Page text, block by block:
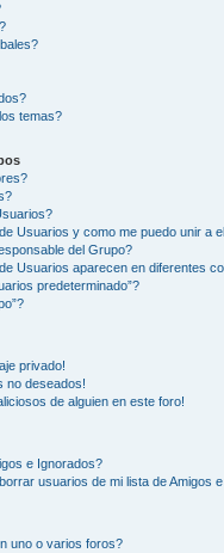
temas?
Usuarios y como me puedo unir a
del Grupo?
Usuarios aparecen en diferentes
predeterminado”?
privado!
no deseados!
de alguien en este foro!
e Ignorados?
usuarios de mi lista de Amigos
uno o varios foros?